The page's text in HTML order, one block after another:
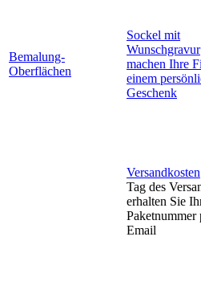
Bemalung-
Oberflächen
Sockel mit
Wunschgravur
machen Ihre
einem
Geschenk
Versandkosten
Tag des
erhalten Sie
Paketnummer
Email